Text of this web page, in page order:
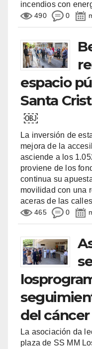
incendios con
490 0
espacio
Santa
￼
La inversión de
mejora de la
asciende a los
proviene de los
continua su
movilidad con una
aceras de las
465 0
del
La asociación da
plaza de SS MM